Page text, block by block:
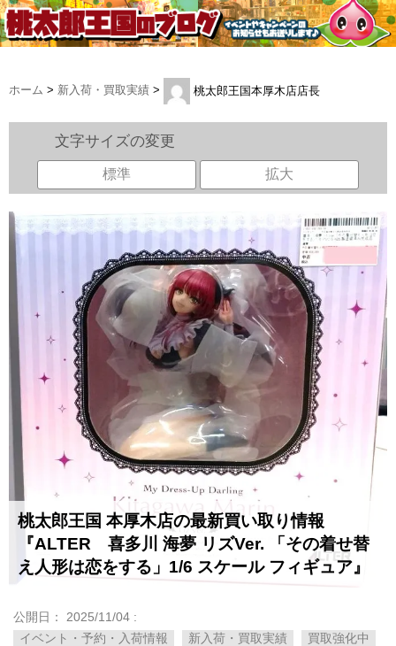
ホーム > 新入荷・買取実績 > 桃太郎王国本厚木店店長
文字サイズの変更
標準 拡大
桃太郎王国 本厚木店の最新買い取り情報
『ALTER 喜多川 海夢 リズVer. 「その着せ替
え人形は恋をする」1/6 スケール フィギュア』
公開日： 2025/11/04 :
イベント・予約・入荷情報
新入荷・買取実績
買取強化中